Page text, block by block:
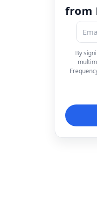
from
By